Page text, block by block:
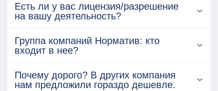
Есть ли у вас лицензия/разрешение
на вашу деятельность?
Группа компаний Норматив: кто
входит в нее?
Почему дорого? В других компания
нам предложили гораздо дешевле.